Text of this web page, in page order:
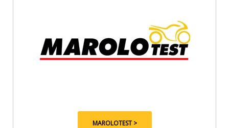
MAROLOTEST >